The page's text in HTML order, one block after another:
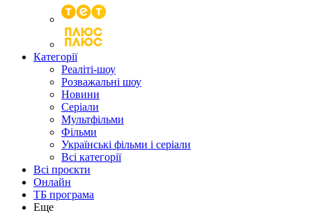
Категорії
Реаліті-шоу
Розважальні шоу
Новини
Серіали
Мультфільми
Фільми
Українські фільми і серіали
Всі категорії
Всі проєкти
Онлайн
ТБ програма
Еще